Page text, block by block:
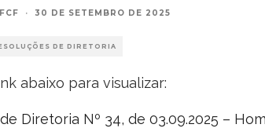
· 30 DE SETEMBRO DE 2025
DE DIRETORIA
abaixo para visualizar:
Diretoria Nº 34, de 03.09.2025 –